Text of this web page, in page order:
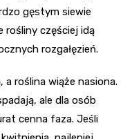
gęstym siewie
rośliny częściej idą
rozgałęzień.
roślina wiąże nasiona.
ale dla osób
cenna faza. Jeśli